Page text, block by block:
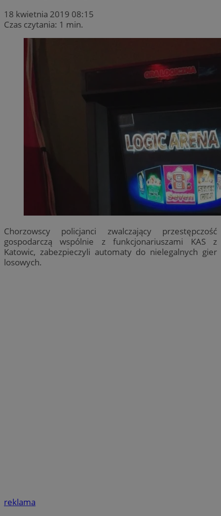
18 kwietnia 2019 08:15
Czas czytania: 1 min.
Chorzowscy policjanci zwalczający przestępczość
gospodarczą wspólnie z funkcjonariuszami KAS z
Katowic, zabezpieczyli automaty do nielegalnych gier
losowych.
reklama